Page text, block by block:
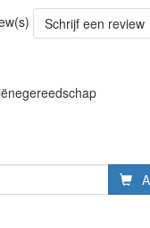
Schrijf een review